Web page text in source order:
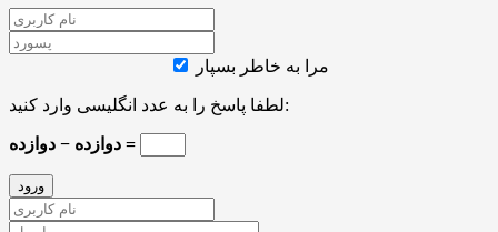
مرا به خاطر بسپار
لطفا پاسخ را به عدد انگلیسی وارد کنید:
دوازده − دوازده =